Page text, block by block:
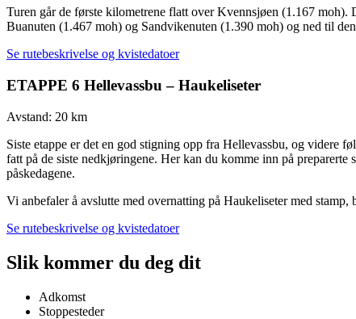
Turen går de første kilometrene flatt over Kvennsjøen (1.167 moh).
Buanuten (1.467 moh) og Sandvikenuten (1.390 moh) og ned til
Se rutebeskrivelse og kvistedatoer
ETAPPE 6 Hellevassbu – Haukeliseter
Avstand: 20 km
Siste etappe er det en god stigning opp fra Hellevassbu, og videre
fatt på de siste nedkjøringene. Her kan du komme inn på
påskedagene.
Vi anbefaler å avslutte med overnatting på Haukeliseter med stamp,
Se rutebeskrivelse og kvistedatoer
Slik kommer du deg dit
Adkomst
Stoppesteder